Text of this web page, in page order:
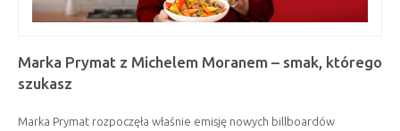
Marka Prymat z Michelem Moranem – smak, którego
szukasz
Marka Prymat rozpoczęła właśnie emisję nowych billboardów